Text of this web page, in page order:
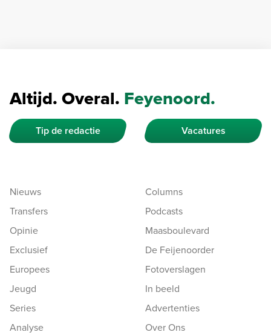
Altijd. Overal. Feyenoord.
Tip de redactie Vacatures
Nieuws
Transfers
Opinie
Exclusief
Europees
Jeugd
Series
Analyse
Columns
Podcasts
Maasboulevard
De Feijenoorder
Fotoverslagen
In beeld
Advertenties
Over Ons